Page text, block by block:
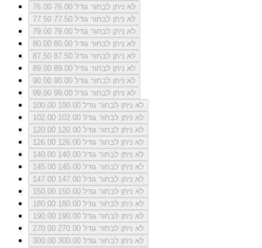
76.00
לא ניתן לבחור גודל 76.00
77.50
לא ניתן לבחור גודל 77.50
79.00
לא ניתן לבחור גודל 79.00
80.00
לא ניתן לבחור גודל 80.00
87.50
לא ניתן לבחור גודל 87.50
89.00
לא ניתן לבחור גודל 89.00
90.00
לא ניתן לבחור גודל 90.00
99.00
לא ניתן לבחור גודל 99.00
100.00
לא ניתן לבחור גודל 100.00
102.00
לא ניתן לבחור גודל 102.00
120.00
לא ניתן לבחור גודל 120.00
126.00
לא ניתן לבחור גודל 126.00
140.00
לא ניתן לבחור גודל 140.00
145.00
לא ניתן לבחור גודל 145.00
147.00
לא ניתן לבחור גודל 147.00
150.00
לא ניתן לבחור גודל 150.00
180.00
לא ניתן לבחור גודל 180.00
190.00
לא ניתן לבחור גודל 190.00
270.00
לא ניתן לבחור גודל 270.00
300.00
לא ניתן לבחור גודל 300.00